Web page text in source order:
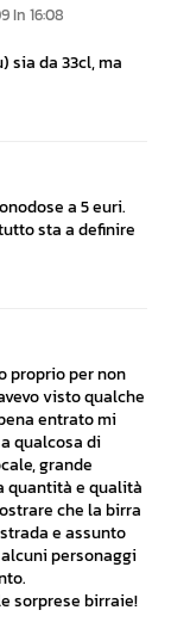
In 16:08
sia da 33cl, ma
a 5 euri.
sta a definire
proprio per non
visto qualche
entrato mi
qualcosa di
grande
quantità e qualità
che la birra
e assunto
personaggi
sorprese birraie!